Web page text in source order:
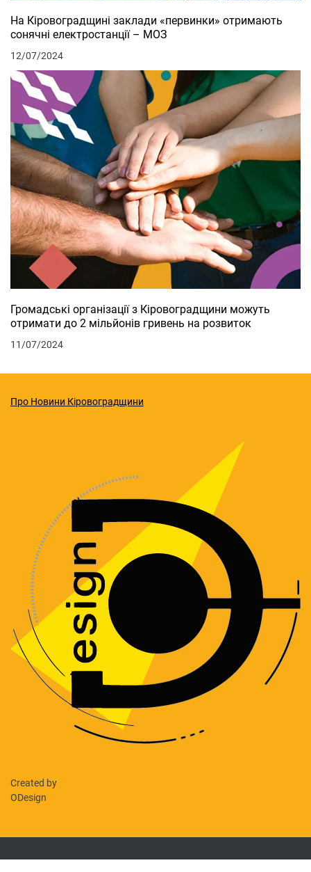
На Кіровоградщині заклади «первинки» отримають
сонячні електростанції – МОЗ
12/07/2024
Громадські організації з Кіровоградщини можуть
отримати до 2 мільйонів гривень на розвиток
11/07/2024
Про Новини Кіровоградщини
Created by
ODesign